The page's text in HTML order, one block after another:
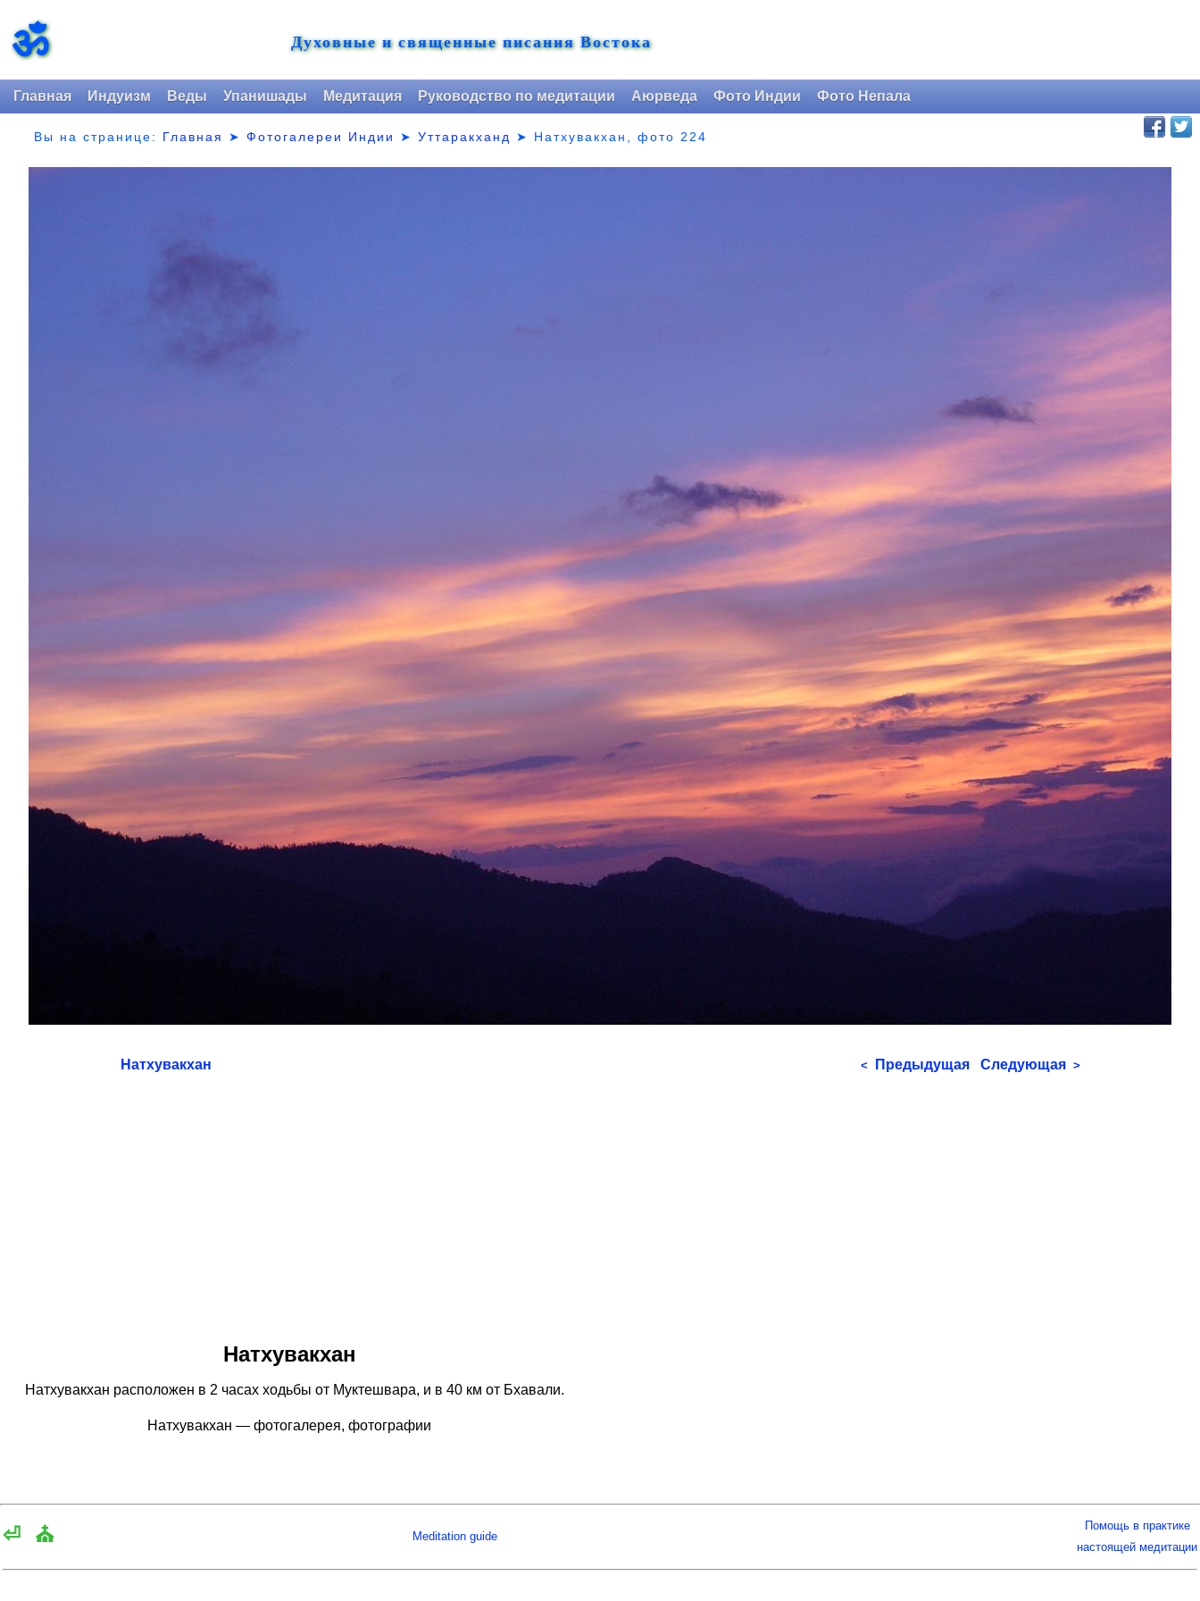
ॐ Духовные и священные писания Востока
Главная Индуизм Веды Упанишады Медитация Руководство по медитации Аюрведа Фото Индии Фото Непала
Вы на странице: Главная ➤Фотогалереи Индии ➤Уттаракханд ➤ Натхувакхан, фото 224
Натхувакхан < Предыдущая Следующая >
Натхувакхан
Натхувакхан расположен в 2 часах ходьбы от Муктешвара, и в 40 км от Бхавали.
Натхувакхан — фотогалерея, фотографии
⏎ ⛪ Meditation guide
Помощь в практике
настоящей медитации